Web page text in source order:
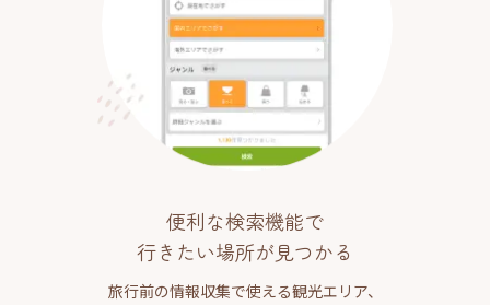
便利な検索機能で
行きたい場所が見つかる
旅行前の情報収集で使える観光エリア、